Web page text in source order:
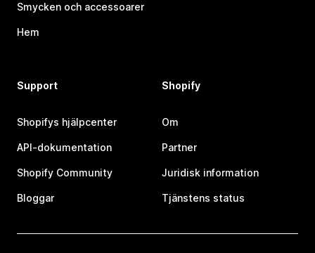
Smycken och accessoarer
Hem
Support
Shopifys hjälpcenter
API-dokumentation
Shopify Community
Bloggar
Shopify
Om
Partner
Juridisk information
Tjänstens status